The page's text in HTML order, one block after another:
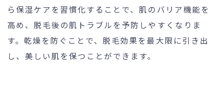
ら保湿ケアを習慣化することで、肌のバリア機能を
高め、脱毛後の肌トラブルを予防しやすくなりま
す。乾燥を防ぐことで、脱毛効果を最大限に引き出
し、美しい肌を保つことができます。